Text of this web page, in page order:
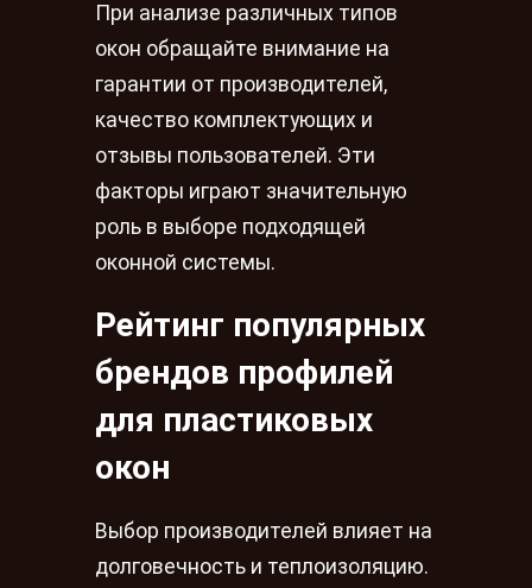
При анализе различных типов
окон обращайте внимание на
гарантии от производителей,
качество комплектующих и
отзывы пользователей. Эти
факторы играют значительную
роль в выборе подходящей
оконной системы.
Рейтинг популярных
брендов профилей
для пластиковых
окон
Выбор производителей влияет на
долговечность и теплоизоляцию.